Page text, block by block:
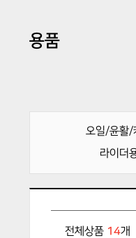
용품
오일/윤활/
라이더
전체상품 14개